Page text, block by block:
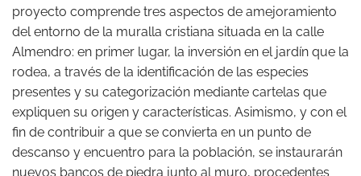
proyecto comprende tres aspectos de amejoramiento
del entorno de la muralla cristiana situada en la calle
Almendro: en primer lugar, la inversión en el jardín que la
rodea, a través de la identificación de las especies
presentes y su categorización mediante cartelas que
expliquen su origen y características. Asimismo, y con el
fin de contribuir a que se convierta en un punto de
descanso y encuentro para la población, se instaurarán
nuevos bancos de piedra junto al muro, procedentes